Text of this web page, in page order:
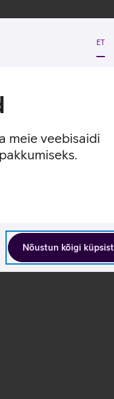
ET
meie veebisaidi
Nõustun kõigi
kujul. SanDisk
põrutustest